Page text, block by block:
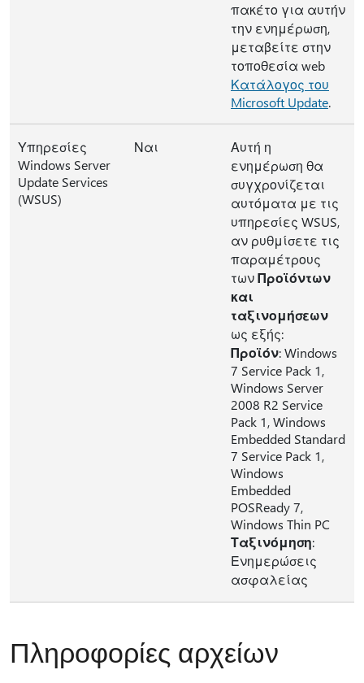
πακέτο για αυτήν
την ενημέρωση,
μεταβείτε στην
τοποθεσία web
Κατάλογος του
Microsoft Update.
Υπηρεσίες
Windows Server
Update Services
(WSUS)
Ναι
Αυτή η
ενημέρωση θα
συγχρονίζεται
αυτόματα με τις
υπηρεσίες WSUS,
αν ρυθμίσετε τις
παραμέτρους
τωνΠροϊόντων
και
ταξινομήσεων
ως εξής:
Προϊόν: Windows
7 Service Pack 1,
Windows Server
2008 R2 Service
Pack 1, Windows
Embedded Standard
7 Service Pack 1,
Windows
Embedded
POSReady 7,
Windows Thin PC
Ταξινόμηση:
Ενημερώσεις
ασφαλείας
Πληροφορίες αρχείων